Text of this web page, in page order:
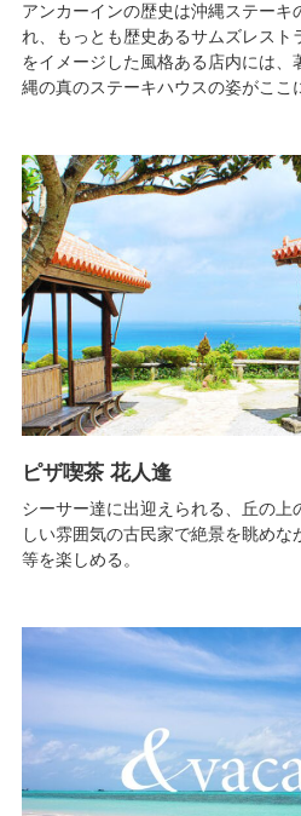
アンカーインの歴史は沖縄ステーキ
れ、もっとも歴史あるサムズレスト
をイメージした風格ある店内には、
縄の真のステーキハウスの姿がここ
ピザ喫茶 花人逢
シーサー達に出迎えられる、丘の上
しい雰囲気の古民家で絶景を眺め
等を楽しめる。